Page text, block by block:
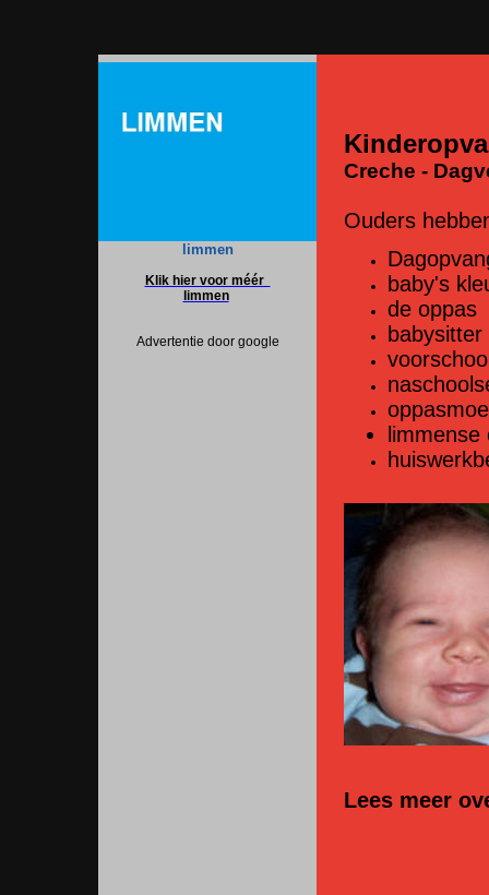
limmen
Klik hier voor méér
limmen
Advertentie door google
Creche -
Ouders
baby's
de oppas
Lees meer